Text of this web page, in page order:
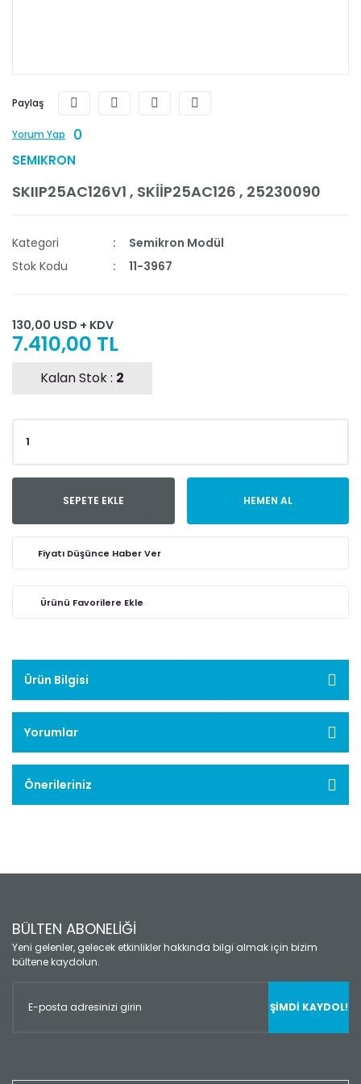
Paylaş
Yorum Yap 0
SEMIKRON
SKIIP25AC126V1 , SKİİP25AC126 , 25230090
Kategori
Semikron Modül
Stok Kodu
11-3967
130,00 USD + KDV
7.410,00 TL
Kalan Stok : 2
SEPETE EKLE HEMEN AL
Fiyatı Düşünce Haber Ver
Ürün Bilgisi
Yorumlar
Önerileriniz
BÜLTEN ABONELİĞİ
Yeni gelenler, gelecek etkinlikler hakkında bilgi almak için bizim
bültene kaydolun.
ŞİMDİ KAYDOL!